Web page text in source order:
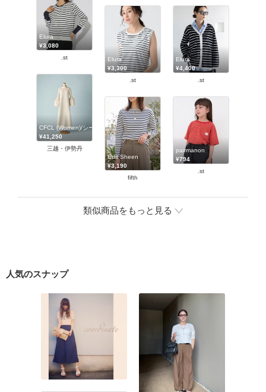
Elura
¥3,080
.st
Elura
¥3,300
.st
Elura
¥4,400
.st
CFCL (Women)/シーエフシーエル
¥41,250
三越・伊勢丹
Edit Sheen
¥3,190
fifth
pairmanon
¥794
.st
類似商品をもっと見る
人気のスナップ